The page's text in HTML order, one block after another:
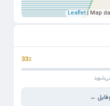
Leaflet| Map
33٪
می‌شوید
←